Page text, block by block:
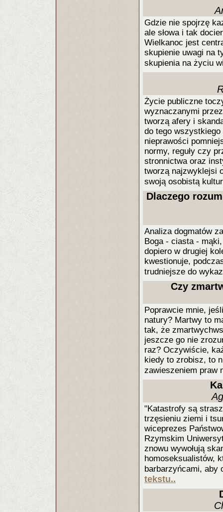
Gdzie nie spojrzę
ale słowa i tak
Wielkanoc jest
skupienie uwagi na
skupienia na życiu
Życie publiczne
wyznaczanymi
tworzą afery i
do tego
nieprawości
normy, reguły czy
stronnictwa oraz
tworzą najzwyklejsi
swoją osobistą
Dlaczego
Analiza dogmatów
Boga - ciasta -
dopiero w drugiej
kwestionuje,
trudniejsze do
Czy
Poprawcie mnie,
natury? Martwy to
tak, że
jeszcze go nie
raz? Oczywiście,
kiedy to zrobisz, to
zawieszeniem praw
"Katastrofy są
trzęsieniu ziemi i
wiceprezes
Rzymskim
znowu wywołują
homoseksualistów,
barbarzyńcami,
tekstu..